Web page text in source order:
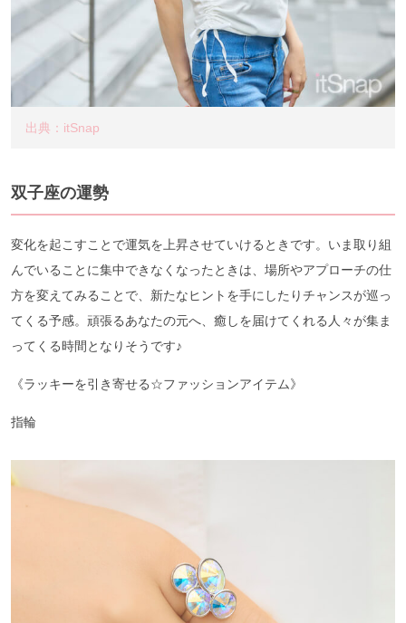
出典：itSnap
双子座の運勢
変化を起こすことで運気を上昇させていけるときです。いま取り組
んでいることに集中できなくなったときは、場所やアプローチの仕
方を変えてみることで、新たなヒントを手にしたりチャンスが巡っ
てくる予感。頑張るあなたの元へ、癒しを届けてくれる人々が集ま
ってくる時間となりそうです♪
《ラッキーを引き寄せる☆ファッションアイテム》
指輪